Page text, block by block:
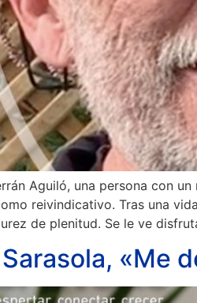
Aguiló, una persona con
reivindicativo. Tras una
de plenitud. Se le ve
«Me